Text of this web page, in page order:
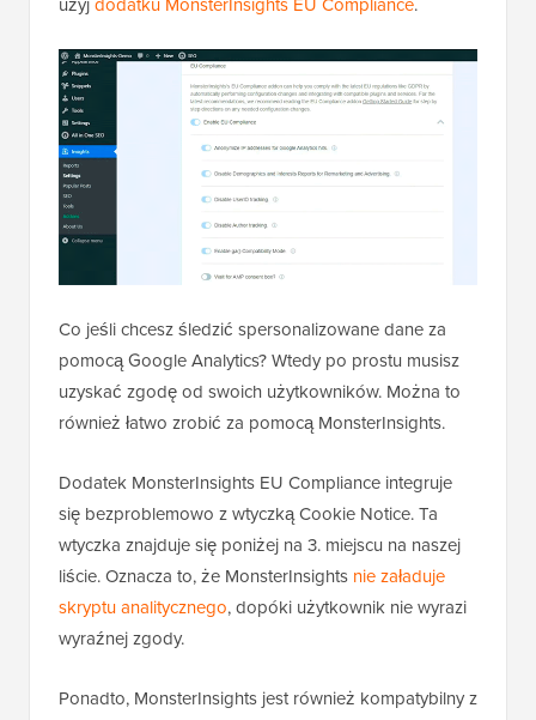
Co jeśli chcesz śledzić spersonalizowane dane za
pomocą Google Analytics? Wtedy po prostu musisz
uzyskać zgodę od swoich użytkowników. Można to
również łatwo zrobić za pomocą MonsterInsights.
Dodatek MonsterInsights EU Compliance integruje
się bezproblemowo z wtyczką Cookie Notice. Ta
wtyczka znajduje się poniżej na 3. miejscu na naszej
liście. Oznacza to, że MonsterInsights nie załaduje
skryptu analitycznego, dopóki użytkownik nie wyrazi
wyraźnej zgody.
Ponadto, MonsterInsights jest również kompatybilny z